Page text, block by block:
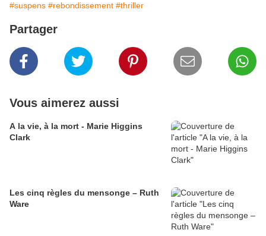
#suspens #rebondissement #thriller
Partager
Vous aimerez aussi
A la vie, à la mort - Marie Higgins
Clark
Les cinq règles du mensonge – Ruth
Ware